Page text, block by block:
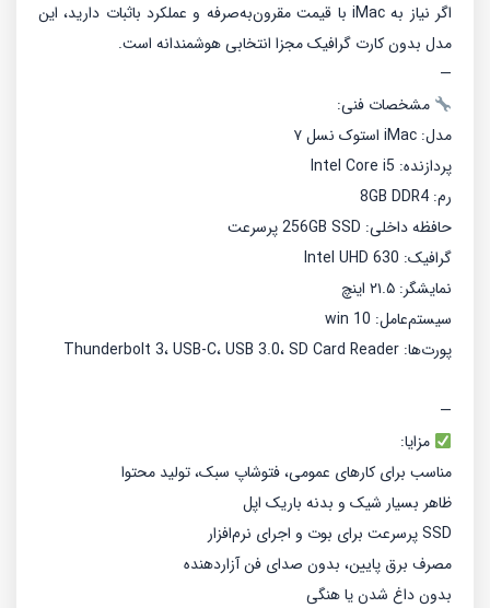
اگر نیاز به iMac با قیمت مقرون‌به‌صرفه و عملکرد باثبات دارید، این
مدل بدون کارت گرافیک مجزا انتخابی هوشمندانه است.
—
مشخصات فنی:
مدل: iMac استوک نسل ۷
پردازنده: Intel Core i5
رم: 8GB DDR4
حافظه داخلی: 256GB SSD پرسرعت
گرافیک: Intel UHD 630
نمایشگر: ۲۱.۵ اینچ
سیستم‌عامل: win 10
پورت‌ها: Thunderbolt 3، USB-C، USB 3.0، SD Card Reader
—
مزایا:
مناسب برای کارهای عمومی، فتوشاپ سبک، تولید محتوا
ظاهر بسیار شیک و بدنه باریک اپل
SSD پرسرعت برای بوت و اجرای نرم‌افزار
مصرف برق پایین، بدون صدای فن آزاردهنده
بدون داغ شدن یا هنگی